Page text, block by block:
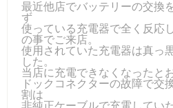
最近他店でバッテリーの交換
ず
使っている充電器で全く反応
の事でご来店。
使用されていた充電器は真っ
した。
当店に充電できなくなったと
ドックコネクターの故障で交
割は